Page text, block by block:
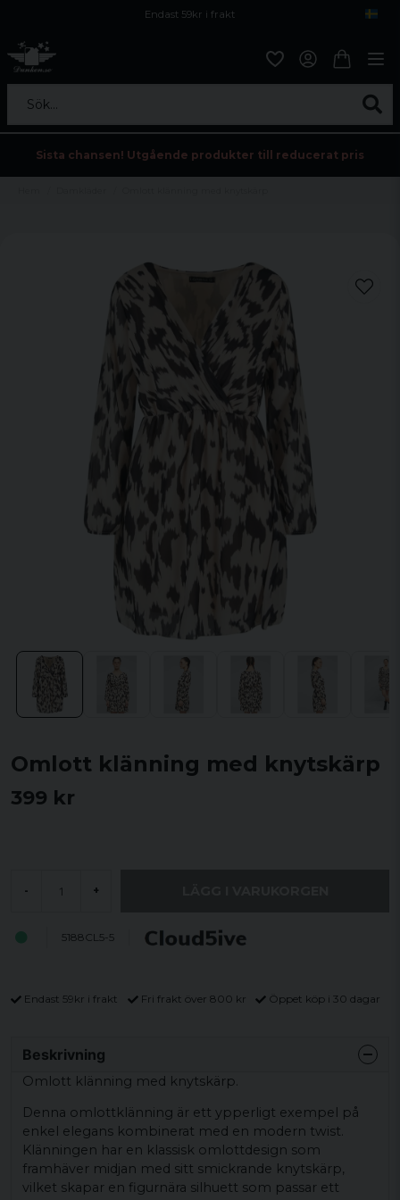
Endast 59kr i frakt
Sök...
Sista chansen! Utgående produkter till reducerat pris
Omlott klänning med knytskärp
399 kr
- +
5188CL5-5
Endast 59kr i frakt Fri frakt över 800 kr Öppet köp i 30 dagar
Beskrivning
Omlott klänning med knytskärp.
Denna omlottklänning är ett ypperligt exempel på
enkel elegans kombinerat med en modern twist.
Klänningen har en klassisk omlottdesign som
framhäver midjan med sitt smickrande knytskärp,
vilket skapar en figurnära silhuett som passar ett